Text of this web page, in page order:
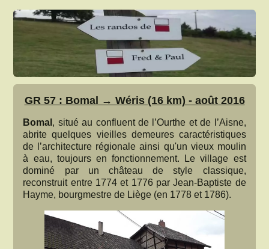
GR 57 : Bomal → Wéris (16 km) - août 2016
Bomal , situé au confluent de l’Ourthe et de l’Aisne,
abrite quelques vieilles demeures caractéristiques
de l’architecture régionale ainsi qu'un vieux moulin
à eau, toujours en fonctionnement. Le village est
dominé par un château de style classique,
reconstruit entre 1774 et 1776 par Jean-Baptiste de
Hayme, bourgmestre de Liège (en 1778 et 1786).